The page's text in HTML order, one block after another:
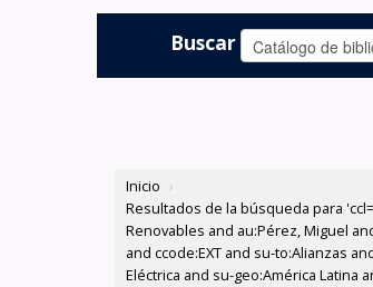
Buscar
Inicio ›
Resultados de la búsqueda para
Renovables and au:Pérez, Miguel
and ccode:EXT and su-to:Alianzas
Eléctrica and su-geo:América Latina